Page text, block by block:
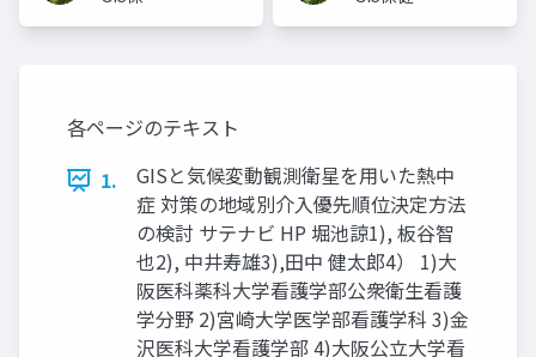
各ページのテキスト
1.
GISと気候変動観測衛星を用いた熱中
症 対策の地域別介入優先順位決定方法
の検討 サテナビ HP 堀池諒1), 板谷智
也2), 中井寿雄3),田中 健太郎4） 1)大
阪医科薬科大学看護学部公衆衛生看護
学分野 2)宮崎大学医学部看護学科 3)金
沢医科大学看護学部 4)大阪公立大学看